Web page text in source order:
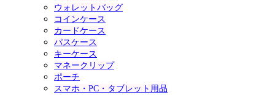
ウォレットバッグ
コインケース
カードケース
パスケース
キーケース
マネークリップ
ポーチ
スマホ・PC・タブレット用品